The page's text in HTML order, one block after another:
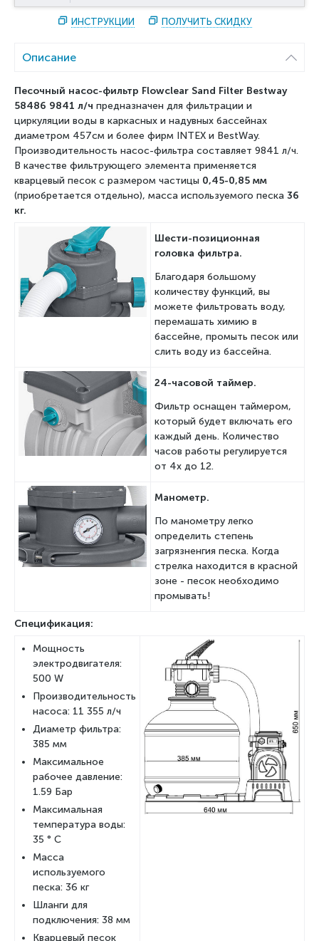
ИНСТРУКЦИИ ПОЛУЧИТЬ СКИДКУ
Описание
Песочный насос-фильтр Flowclear Sand Filter Bestway
58486 9841 л/ч предназначен для фильтрации и
циркуляции воды в каркасных и надувных бассейнах
диаметром 457см и более фирм INTEX и BestWay.
Производительность насос-фильтра составляет 9841 л/ч.
В качестве фильтрующего элемента применяется
кварцевый песок с размером частицы 0,45-0,85 мм
(приобретается отдельно), масса используемого песка 36
кг.
Шести-позиционная
головка фильтра.
Благодаря большому
количеству функций, вы
можете фильтровать воду,
перемашать химию в
бассейне, промыть песок или
слить воду из бассейна.
24-часовой таймер.
Фильтр оснащен таймером,
который будет включать его
каждый день. Количество
часов работы регулируется
от 4х до 12.
Манометр.
По манометру легко
определить степень
загрязненгия песка. Когда
стрелка находится в красной
зоне - песок необходимо
промывать!
Спецификация:
Мощность
электродвигателя:
500 W
Производительность
насоса: 11 355 л/ч
Диаметр фильтра:
385 мм
Максимальное
рабочее давление:
1.59 Бар
Максимальная
температура воды:
35 ° C
Масса
используемого
песка: 36 кг
Шланги для
подключения: 38 мм
Кварцевый песок